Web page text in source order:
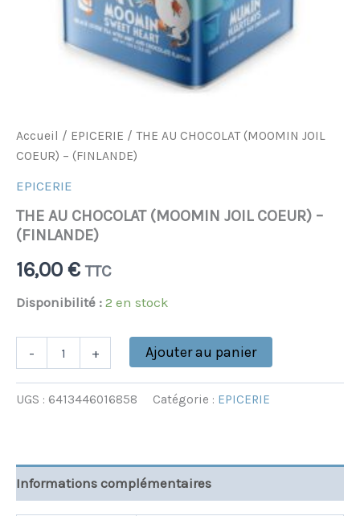
Accueil / EPICERIE / THE AU CHOCOLAT (MOOMIN JOIL
COEUR) – (FINLANDE)
EPICERIE
THE AU CHOCOLAT (MOOMIN JOIL COEUR) –
(FINLANDE)
16,00 € TTC
Disponibilité : 2 en stock
- + Ajouter au panier
UGS : 6413446016858 Catégorie : EPICERIE
Informations complémentaires